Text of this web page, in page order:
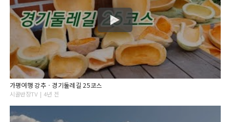
가평여행 강추ㆍ경기둘레길 25코스
시골반장TV | 4년 전